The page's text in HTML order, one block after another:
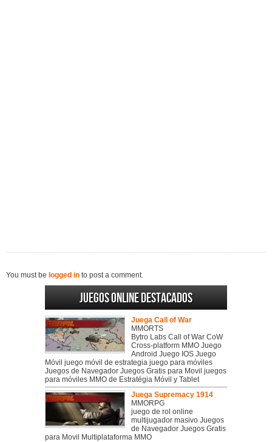
You must be logged in to post a comment.
Juegos online destacados
Juega Call of War
MMORTS
Bytro Labs Call of War CoW
Cross-platform MMO Juego
Android Juego IOS Juego
Móvil juego móvil de estrategia juego para móviles
Juegos de Navegador Juegos Gratis para Movil juegos
para móviles MMO de Estratégia Móvil y Tablet
Juega Supremacy 1914
MMORPG
juego de rol online
multijugador masivo Juegos
de Navegador Juegos Gratis
para Movil Multiplataforma MMO